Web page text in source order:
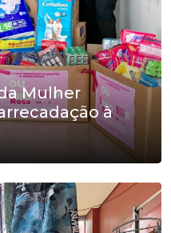
Mulher
à